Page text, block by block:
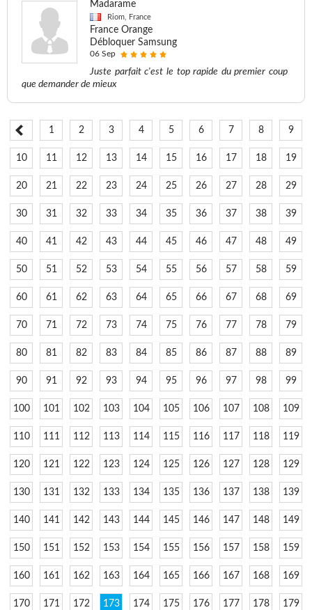
Madarame
Riom, France
France Orange
Débloquer Samsung
06 Sep
Juste parfait c'est le top rapide du premier coup
que demander de mieux
1 2 3 4 5 6 7 8 9
10 11 12 13 14 15 16 17 18 19
20 21 22 23 24 25 26 27 28 29
30 31 32 33 34 35 36 37 38 39
40 41 42 43 44 45 46 47 48 49
50 51 52 53 54 55 56 57 58 59
60 61 62 63 64 65 66 67 68 69
70 71 72 73 74 75 76 77 78 79
80 81 82 83 84 85 86 87 88 89
90 91 92 93 94 95 96 97 98 99
100 101 102 103 104 105 106 107 108 109
110 111 112 113 114 115 116 117 118 119
120 121 122 123 124 125 126 127 128 129
130 131 132 133 134 135 136 137 138 139
140 141 142 143 144 145 146 147 148 149
150 151 152 153 154 155 156 157 158 159
160 161 162 163 164 165 166 167 168 169
170 171 172 173 174 175 176 177 178 179